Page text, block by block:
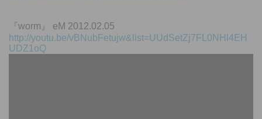
『worm』 eM 2012.02.05
http://youtu.be/vBNubFetujw&list=UUdSetZj7FL0NHl4EH
UDZ1oQ